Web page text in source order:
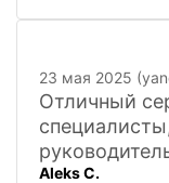
23 мая 2025
Отличный
города, 20
Aleks C.